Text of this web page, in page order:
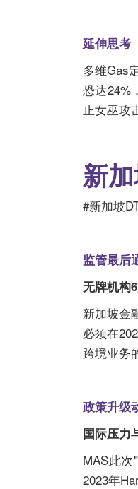
延伸思考
多维Gas
恐达24%
止女巫攻
新
#新加坡
监管最后
无牌机构
新加坡金
必须在
跨境业务
政策升级
国际压力
MAS此
2023年